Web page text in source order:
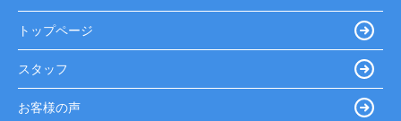
トップページ
スタッフ
お客様の声